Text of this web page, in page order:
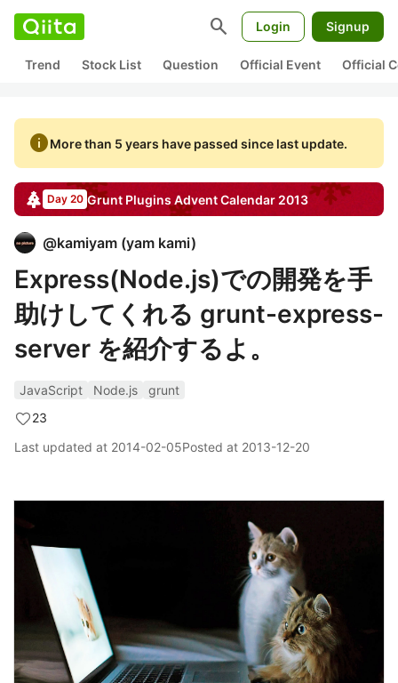
search Login Signup
Trend Stock List Question Official Event Official
infoMore than 5 years have passed since last update.
Day 20 Grunt Plugins Advent Calendar 2013
@kamiyam (yam kami)
Express(Node.js)での開発を手
助けしてくれる grunt-express-
server を紹介するよ。
JavaScript Node.js
grunt
23
Last updated at 2014-02-05Posted at 2013-12-20